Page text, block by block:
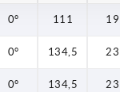
0° 111 19
0° 134,5 23
0° 134,5 23